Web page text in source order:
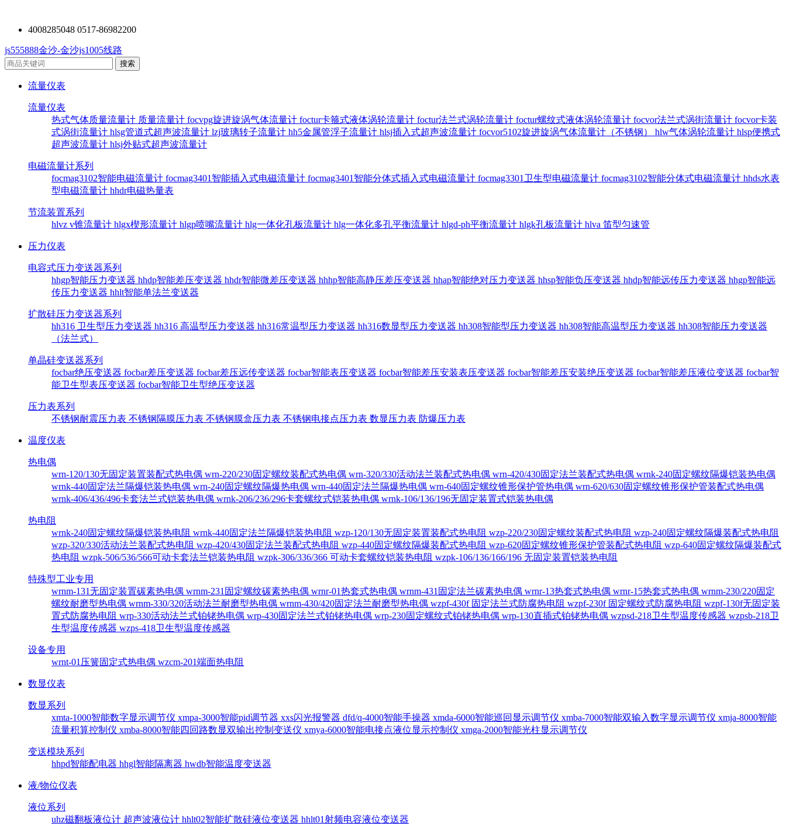
4008285048 0517-86982200
js555888金沙-金沙js1005线路
流量仪表
流量仪表
热式气体质量流量计 质量流量计 focvpg旋进旋涡气体流量计 foctur卡箍式液体涡轮流量计 foctur法兰式涡轮流量计 foctur螺纹式液体涡轮流量计 focvor法兰式涡街流量计 focvor卡装
式涡街流量计 hlsg管道式超声波流量计 lzj玻璃转子流量计 hh5金属管浮子流量计 hlsj插入式超声波流量计 focvor5102旋进旋涡气体流量计（不锈钢） hlw气体涡轮流量计 hlsp便携式
超声波流量计 hlsj外贴式超声波流量计
电磁流量计系列
focmag3102智能电磁流量计 focmag3401智能插入式电磁流量计 focmag3401智能分体式插入式电磁流量计 focmag3301卫生型电磁流量计 focmag3102智能分体式电磁流量计 hhds水表
型电磁流量计 hhdr电磁热量表
节流装置系列
hlvz v锥流量计 hlgx楔形流量计 hlgp喷嘴流量计 hlg一体化孔板流量计 hlg一体化多孔平衡流量计 hlgd-ph平衡流量计 hlgk孔板流量计 hlva 笛型匀速管
压力仪表
电容式压力变送器系列
hhgp智能压力变送器 hhdp智能差压变送器 hhdr智能微差压变送器 hhhp智能高静压差压变送器 hhap智能绝对压力变送器 hhsp智能负压变送器 hhdp智能远传压力变送器 hhgp智能远
传压力变送器 hhlt智能单法兰变送器
扩散硅压力变送器系列
hh316 卫生型压力变送器 hh316 高温型压力变送器 hh316常温型压力变送器 hh316数显型压力变送器 hh308智能型压力变送器 hh308智能高温型压力变送器 hh308智能压力变送器
（法兰式）
单晶硅变送器系列
focbar绝压变送器 focbar差压变送器 focbar差压远传变送器 focbar智能表压变送器 focbar智能差压安装表压变送器 focbar智能差压安装绝压变送器 focbar智能差压液位变送器 focbar智
能卫生型表压变送器 focbar智能卫生型绝压变送器
压力表系列
不锈钢耐震压力表 不锈钢隔膜压力表 不锈钢膜盒压力表 不锈钢电接点压力表 数显压力表 防爆压力表
温度仪表
热电偶
wrn-120/130无固定装置装配式热电偶 wrn-220/230固定螺纹装配式热电偶 wrn-320/330活动法兰装配式热电偶 wrn-420/430固定法兰装配式热电偶 wrnk-240固定螺纹隔爆铠装热电偶
wrnk-440固定法兰隔爆铠装热电偶 wrn-240固定螺纹隔爆热电偶 wrn-440固定法兰隔爆热电偶 wrn-640固定螺纹锥形保护管热电偶 wrn-620/630固定螺纹锥形保护管装配式热电偶
wrnk-406/436/496卡套法兰式铠装热电偶 wrnk-206/236/296卡套螺纹式铠装热电偶 wrnk-106/136/196无固定装置式铠装热电偶
热电阻
wrnk-240固定螺纹隔爆铠装热电阻 wrnk-440固定法兰隔爆铠装热电阻 wzp-120/130无固定装置装配式热电阻 wzp-220/230固定螺纹装配式热电阻 wzp-240固定螺纹隔爆装配式热电阻
wzp-320/330活动法兰装配式热电阻 wzp-420/430固定法兰装配式热电阻 wzp-440固定螺纹隔爆装配式热电阻 wzp-620固定螺纹锥形保护管装配式热电阻 wzp-640固定螺纹隔爆装配式
热电阻 wzpk-506/536/566可动卡套法兰铠装热电阻 wzpk-306/336/366 可动卡套螺纹铠装热电阻 wzpk-106/136/166/196 无固定装置铠装热电阻
特殊型工业专用
wrnm-131无固定装置碳素热电偶 wrnm-231固定螺纹碳素热电偶 wrnr-01热套式热电偶 wrnm-431固定法兰碳素热电偶 wrnr-13热套式热电偶 wrnr-15热套式热电偶 wrnm-230/220固定
螺纹耐磨型热电偶 wrnm-330/320活动法兰耐磨型热电偶 wrnm-430/420固定法兰耐磨型热电偶 wzpf-430f 固定法兰式防腐热电阻 wzpf-230f 固定螺纹式防腐热电阻 wzpf-130f无固定装
置式防腐热电阻 wrp-330活动法兰式铂铑热电偶 wrp-430固定法兰式铂铑热电偶 wrp-230固定螺纹式铂铑热电偶 wrp-130直插式铂铑热电偶 wzpsd-218卫生型温度传感器 wzpsb-218卫
生型温度传感器 wzps-418卫生型温度传感器
设备专用
wrnt-01压簧固定式热电偶 wzcm-201端面热电阻
数显仪表
数显系列
xmta-1000智能数字显示调节仪 xmpa-3000智能pid调节器 xxs闪光报警器 dfd/q-4000智能手操器 xmda-6000智能巡回显示调节仪 xmba-7000智能双输入数字显示调节仪 xmja-8000智能
流量积算控制仪 xmba-8000智能四回路数显双输出控制变送仪 xmya-6000智能电接点液位显示控制仪 xmga-2000智能光柱显示调节仪
变送模块系列
hhpd智能配电器 hhgl智能隔离器 hwdb智能温度变送器
液/物位仪表
液位系列
uhz磁翻板液位计 超声波液位计 hhlt02智能扩散硅液位变送器 hhlt01射频电容液位变送器